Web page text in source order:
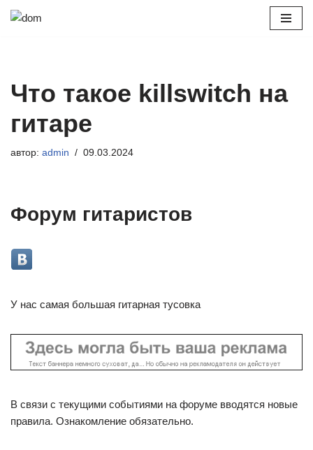
Что такое killswitch на
гитаре
автор: admin 09.03.2024
Форум гитаристов
У нас самая большая гитарная тусовка
В связи с текущими событиями на форуме вводятся новые
правила. Ознакомление обязательно.